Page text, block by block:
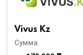
Vivus Kz
Сумма